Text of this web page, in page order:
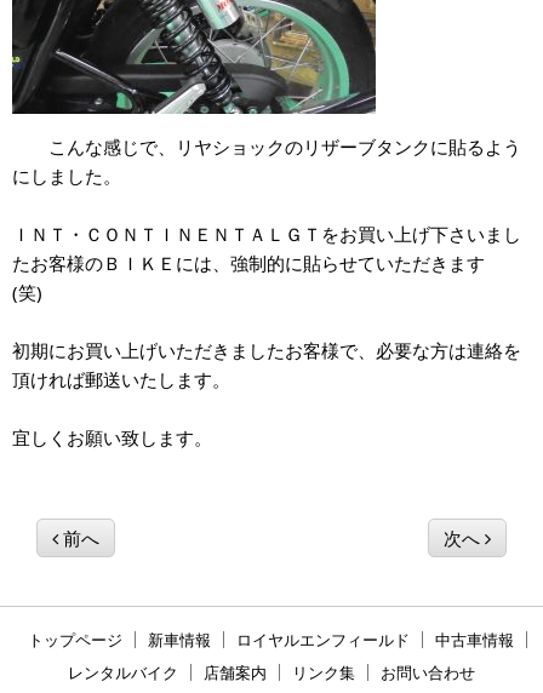
こんな感じで、リヤショックのリザーブタンクに貼るよう
にしました。
ＩＮＴ・ＣＯＮＴＩＮＥＮＴＡＬＧＴをお買い上げ下さいまし
たお客様のＢＩＫＥには、強制的に貼らせていただきます
(笑)
初期にお買い上げいただきましたお客様で、必要な方は連絡を
頂ければ郵送いたします。
宜しくお願い致します。
前へ 次へ
トップページ 新車情報 ロイヤルエンフィールド
中古車情報
レンタルバイク
店舗案内 リンク集 お問い合わせ